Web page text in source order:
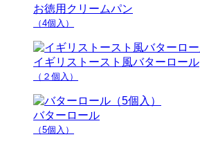
お徳用クリームパン
（4個入）
イギリストースト風バターロール
（２個入）
バターロール
（5個入）